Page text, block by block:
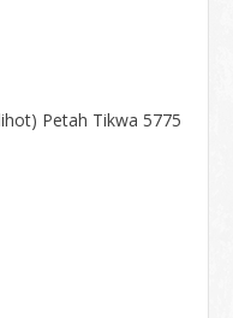
Petah Tikwa 5775